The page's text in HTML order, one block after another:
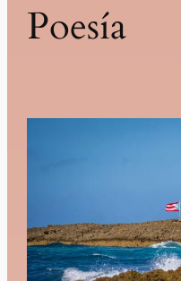
Poesía